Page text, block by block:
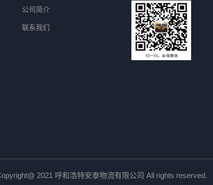
公司简介
联系我们
2021 呼和浩特安泰物流有限公司 All rights reserved.